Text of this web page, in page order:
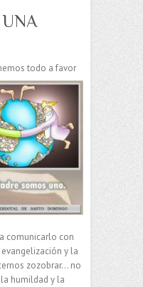
todo a favor
comunicarlo con
y la
zozobrar… no
humildad y la